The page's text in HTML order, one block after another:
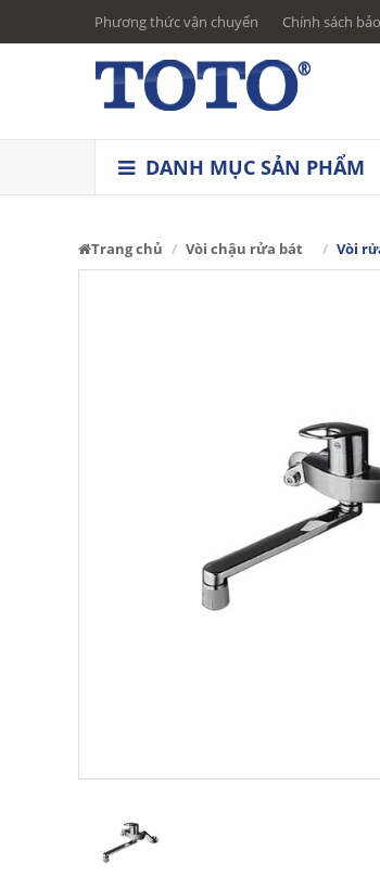
Phương thức vận chuyển Chính sách
DANH MỤC SẢN PHẨM
Trang chủ Vòi chậu rửa bát Vòi